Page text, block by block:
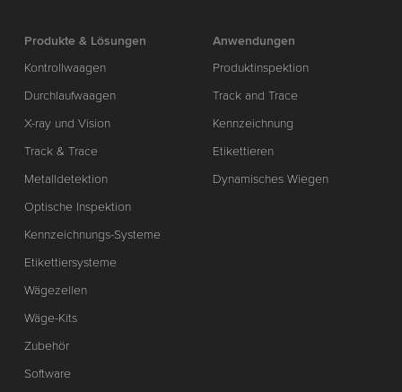
Produkte & Lösungen
Kontrollwaagen
Durchlaufwaagen
X-ray und Vision
Track & Trace
Metalldetektion
Optische Inspektion
Kennzeichnungs-Systeme
Etikettiersysteme
Wägezellen
Wäge-Kits
Zubehör
Software
Anwendungen
Produktinspektion
Track and Trace
Kennzeichnung
Etikettieren
Dynamisches Wiegen